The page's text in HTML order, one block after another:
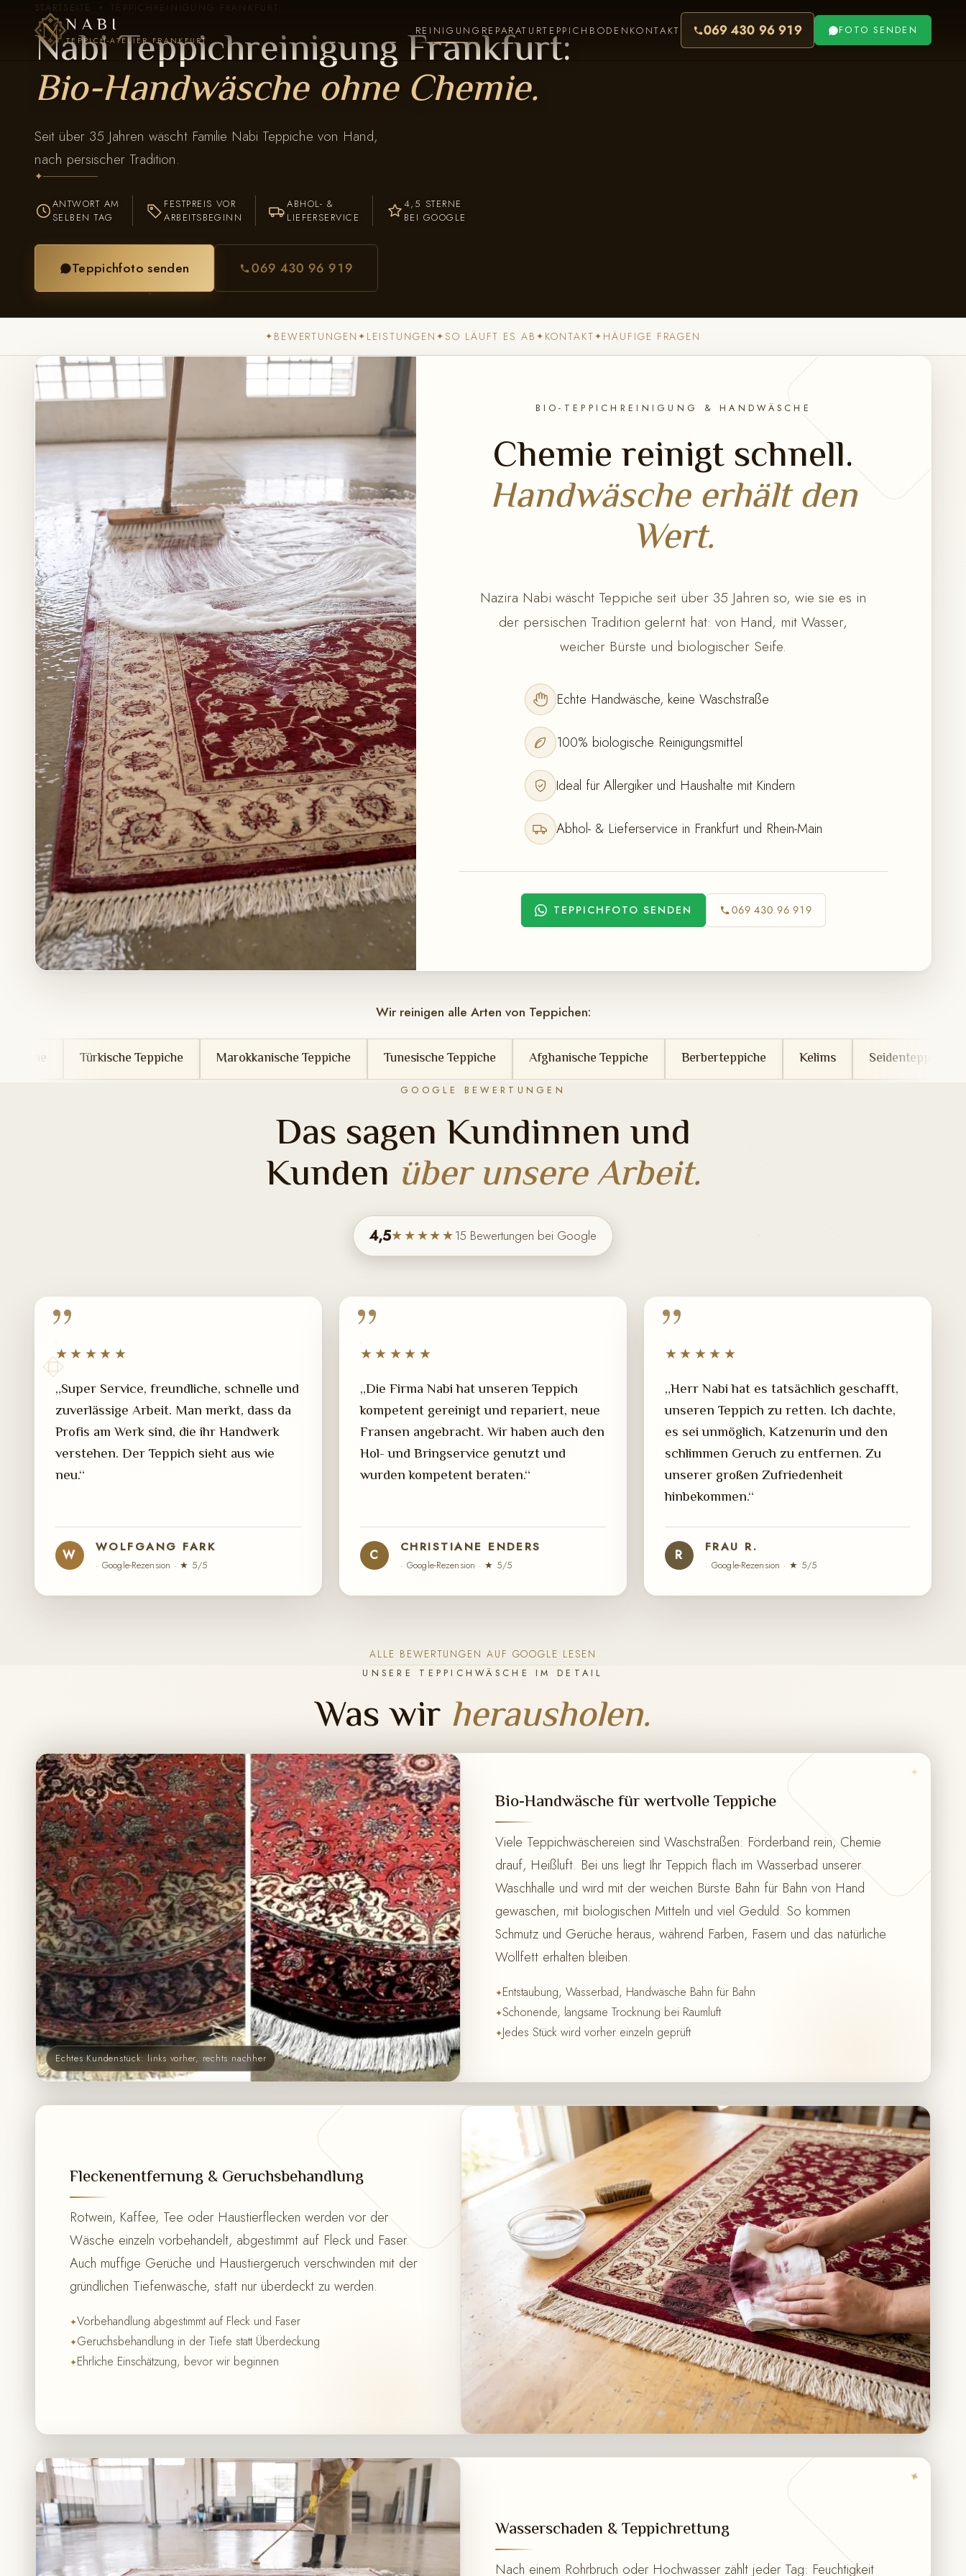
NABI
TEPPICH-ATELIER FRANKFURT
REINIGUNG REPARATURTEPPICHBODEN KONTAKT 069 430 96 919 FOTO SENDEN
STARTSEITE TEPPICHREINIGUNG FRANKFURT
Nabi Teppichreinigung Frankfurt:
Bio-Handwäsche ohne Chemie.
Seit über 35 Jahren wäscht Familie Nabi Teppiche von Hand,
nach persischer Tradition.
✦
ANTWORT AM
SELBEN TAG
FESTPREIS VOR
ARBEITSBEGINN
ABHOL- &
LIEFERSERVICE
4,5 STERNE
BEI GOOGLE
Teppichfoto senden 069 430 96 919
✦ BEWERTUNGEN ✦ LEISTUNGEN ✦SO LÄUFT ES AB ✦ KONTAKT✦ HÄUFIGE FRAGEN
BIO-TEPPICHREINIGUNG & HANDWÄSCHE
Chemie reinigt schnell.
Handwäsche erhält den
Wert.
Nazira Nabi wäscht Teppiche seit über 35 Jahren so, wie sie es in
der persischen Tradition gelernt hat: von Hand, mit Wasser,
weicher Bürste und biologischer Seife.
Echte Handwäsche, keine Waschstraße
100% biologische Reinigungsmittel
Ideal für Allergiker und Haushalte mit Kindern
Abhol- & Lieferservice in Frankfurt und Rhein-Main
TEPPICHFOTO SENDEN 069 430 96 919
Wir reinigen alle Arten von Teppichen:
Teppiche Marokkanische Teppiche Tunesische Teppiche Afghanische Teppiche Berberteppiche Kelims Seidenteppiche
GOOGLE BEWERTUNGEN
Das sagen Kundinnen und
Kunden über unsere Arbeit.
4,5★★★★★15 Bewertungen bei Google
★★★★★
„Super Service, freundliche, schnelle und
zuverlässige Arbeit. Man merkt, dass da
Profis am Werk sind, die ihr Handwerk
verstehen. Der Teppich sieht aus wie
neu.“
W WOLFGANG FARK
· Google-Rezension · ★ 5/5
★★★★★
„Die Firma Nabi hat unseren Teppich
kompetent gereinigt und repariert, neue
Fransen angebracht. Wir haben auch den
Hol- und Bringservice genutzt und
wurden kompetent beraten.“
C CHRISTIANE ENDERS
· Google-Rezension · ★ 5/5
★★★★★
„Herr Nabi hat es tatsächlich geschafft,
unseren Teppich zu retten. Ich dachte,
es sei unmöglich, Katzenurin und den
schlimmen Geruch zu entfernen. Zu
unserer großen Zufriedenheit
hinbekommen.“
R FRAU R.
· Google-Rezension · ★ 5/5
ALLE BEWERTUNGEN AUF GOOGLE LESEN
UNSERE TEPPICHWÄSCHE IM DETAIL
Was wir herausholen.
✦
Echtes Kundenstück: links vorher, rechts nachher
Bio-Handwäsche für wertvolle Teppiche
Viele Teppichwäschereien sind Waschstraßen: Förderband rein, Chemie
drauf, Heißluft. Bei uns liegt Ihr Teppich flach im Wasserbad unserer
Waschhalle und wird mit der weichen Bürste Bahn für Bahn von Hand
gewaschen, mit biologischen Mitteln und viel Geduld. So kommen
Schmutz und Gerüche heraus, während Farben, Fasern und das natürliche
Wollfett erhalten bleiben.
Entstaubung, Wasserbad, Handwäsche Bahn für Bahn
Schonende, langsame Trocknung bei Raumluft
Jedes Stück wird vorher einzeln geprüft
✦
Fleckenentfernung & Geruchsbehandlung
Rotwein, Kaffee, Tee oder Haustierflecken werden vor der
Wäsche einzeln vorbehandelt, abgestimmt auf Fleck und Faser.
Auch muffige Gerüche und Haustiergeruch verschwinden mit der
gründlichen Tiefenwäsche, statt nur überdeckt zu werden.
Vorbehandlung abgestimmt auf Fleck und Faser
Geruchsbehandlung in der Tiefe statt Überdeckung
Ehrliche Einschätzung, bevor wir beginnen
✦
Wasserschaden & Teppichrettung
Nach einem Rohrbruch oder Hochwasser zählt jeder Tag: Feuchtigkeit